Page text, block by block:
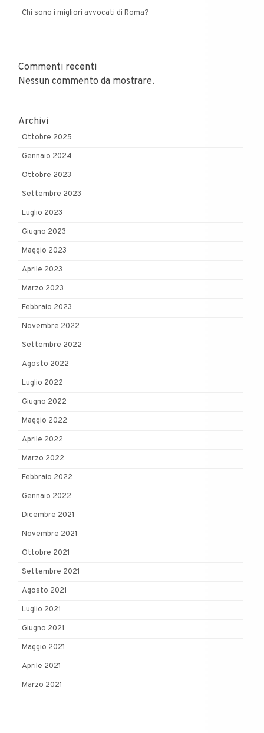
Chi sono i migliori avvocati di Roma?
Commenti recenti
Nessun commento da mostrare.
Archivi
Ottobre 2025
Gennaio 2024
Ottobre 2023
Settembre 2023
Luglio 2023
Giugno 2023
Maggio 2023
Aprile 2023
Marzo 2023
Febbraio 2023
Novembre 2022
Settembre 2022
Agosto 2022
Luglio 2022
Giugno 2022
Maggio 2022
Aprile 2022
Marzo 2022
Febbraio 2022
Gennaio 2022
Dicembre 2021
Novembre 2021
Ottobre 2021
Settembre 2021
Agosto 2021
Luglio 2021
Giugno 2021
Maggio 2021
Aprile 2021
Marzo 2021